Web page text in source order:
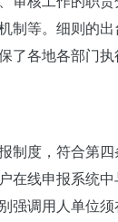
制等。细则的
了各地各部门
制度，符合第
在线申报系统
强调用人单位